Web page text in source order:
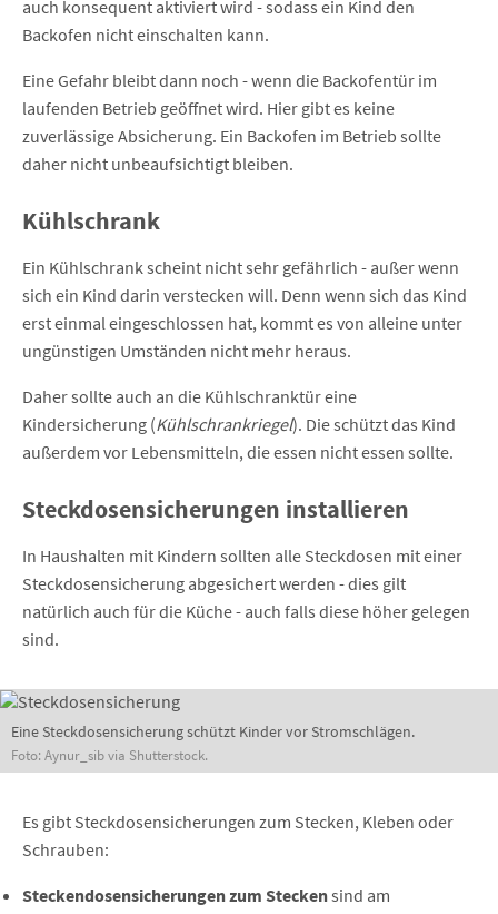
auch konsequent aktiviert wird - sodass ein Kind den
Backofen nicht einschalten kann.
Eine Gefahr bleibt dann noch - wenn die Backofentür im
laufenden Betrieb geöffnet wird. Hier gibt es keine
zuverlässige Absicherung. Ein Backofen im Betrieb sollte
daher nicht unbeaufsichtigt bleiben.
Kühlschrank
Ein Kühlschrank scheint nicht sehr gefährlich - außer wenn
sich ein Kind darin verstecken will. Denn wenn sich das Kind
erst einmal eingeschlossen hat, kommt es von alleine unter
ungünstigen Umständen nicht mehr heraus.
Daher sollte auch an die Kühlschranktür eine
Kindersicherung (Kühlschrankriegel). Die schützt das Kind
außerdem vor Lebensmitteln, die essen nicht essen sollte.
Steckdosensicherungen installieren
In Haushalten mit Kindern sollten alle Steckdosen mit einer
Steckdosensicherung abgesichert werden - dies gilt
natürlich auch für die Küche - auch falls diese höher gelegen
sind.
Eine Steckdosensicherung schützt Kinder vor Stromschlägen.
Foto: Aynur_sib via Shutterstock.
Es gibt Steckdosensicherungen zum Stecken, Kleben oder
Schrauben:
Steckendosensicherungen zum Steckensind am